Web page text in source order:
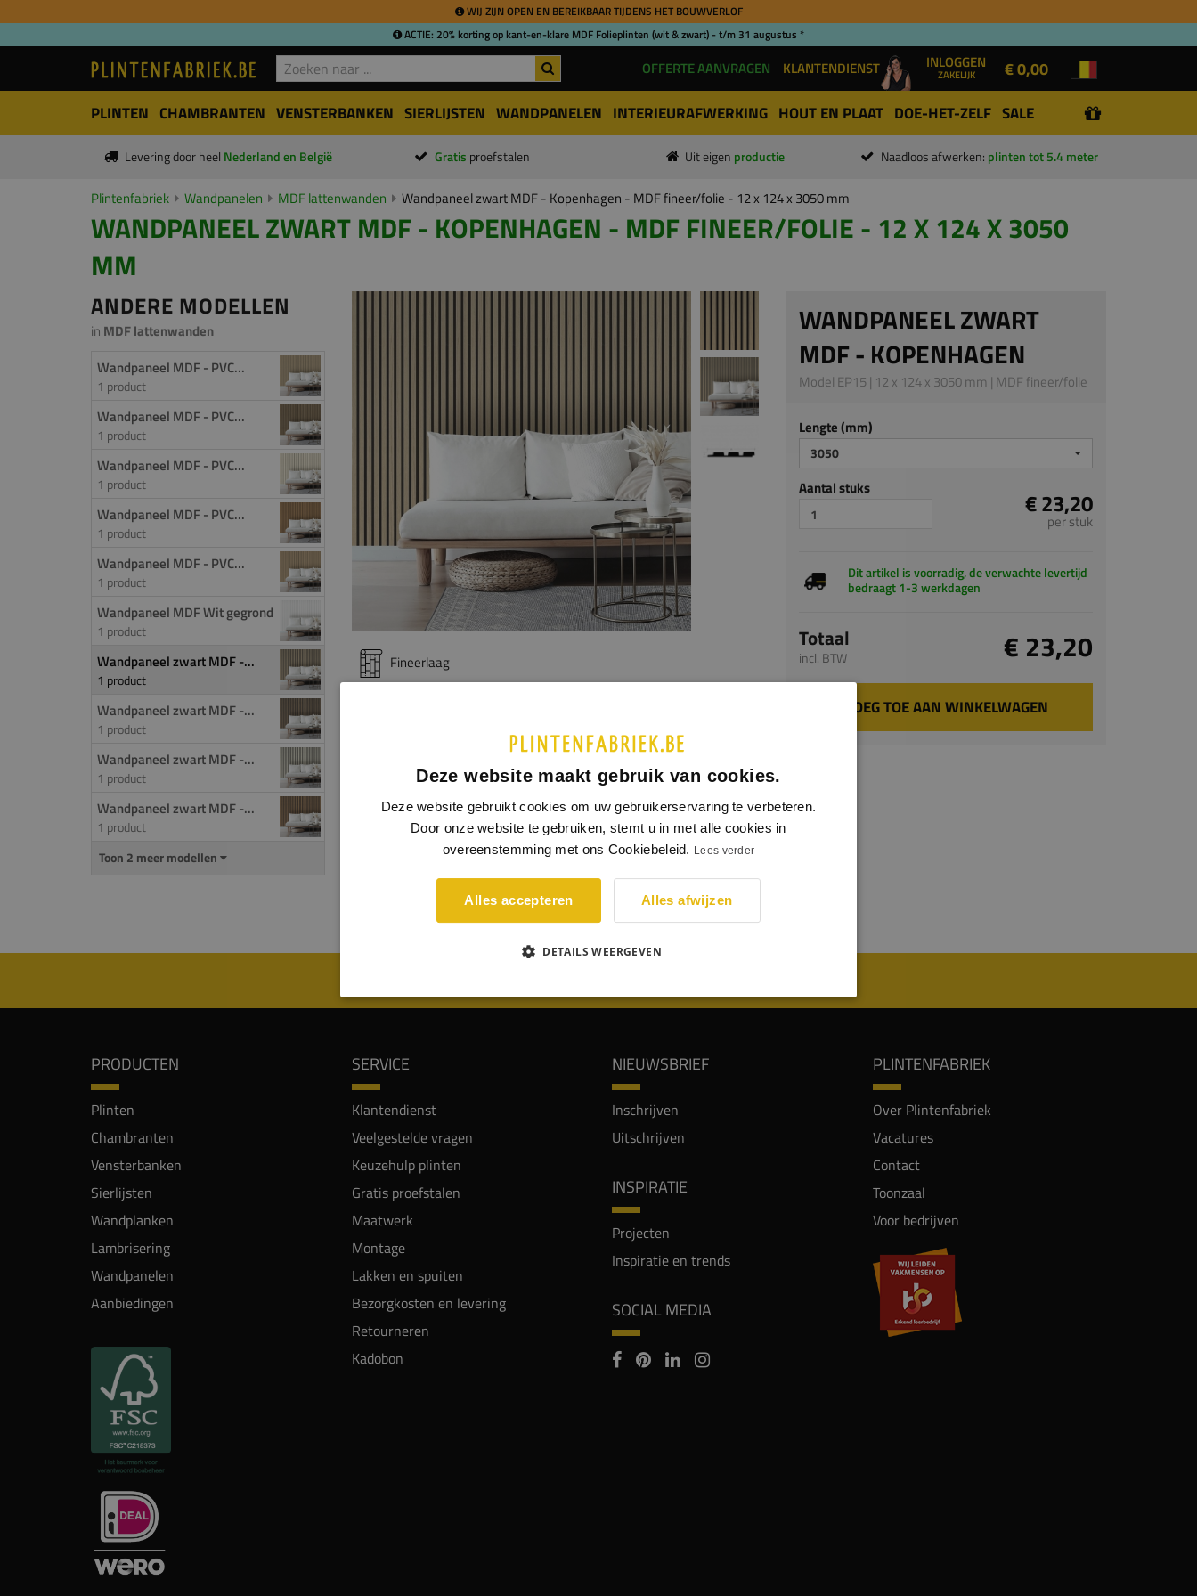
WIJ ZIJN OPEN EN BEREIKBAAR TIJDENS HET BOUWVERLOF
ACTIE: 20% korting op kant-en-klare MDF Folieplinten (wit & zwart) - t/m 31 augustus *
OFFERTE AANVRAGEN KLANTENDIENST INLOGGEN
ZAKELIJK € 0,00
PLINTEN CHAMBRANTEN VENSTERBANKEN SIERLIJSTEN WANDPANELEN INTERIEURAFWERKING HOUT EN PLAAT DOE-HET-ZELF SALE
Levering door heel Nederland en België Gratis proefstalen Uit eigen productie Naadloos afwerken: plinten tot 5.4 meter
Plintenfabriek Wandpanelen MDF lattenwanden Wandpaneel zwart MDF - Kopenhagen - MDF fineer/folie - 12 x 124 x 3050 mm
WANDPANEEL ZWART MDF - KOPENHAGEN - MDF FINEER/FOLIE - 12 X 124 X 3050
MM
ANDERE MODELLEN
in MDF lattenwanden
Wandpaneel MDF - PVC...
1 product
Wandpaneel MDF - PVC...
1 product
Wandpaneel MDF - PVC...
1 product
Wandpaneel MDF - PVC...
1 product
Wandpaneel MDF - PVC...
1 product
Wandpaneel MDF Wit gegrond
1 product
Wandpaneel zwart MDF -...
1 product
Wandpaneel zwart MDF -...
1 product
Wandpaneel zwart MDF -...
1 product
Wandpaneel zwart MDF -...
1 product
Toon 2 meer modellen
Fineerlaag
MDF wandpanelen met PVC fineer in Eiken look en zwarte inkijk.
De werkende breedte van het paneel is 121mm. U heeft voor het
plaatsen van een lopende meter dus 8 à 9 panelen nodig.
De toplaag van de latten op dit wandpaneel bestaat uit 0,4mm PVC
en is hoogwaardig verlijmd op 12mm dik volledig zwart MDF.
WANDPANEEL ZWART
MDF - KOPENHAGEN
Model EP15 | 12 x 124 x 3050 mm | MDF fineer/folie
Lengte (mm)
3050
Aantal stuks € 23,20
per stuk
Dit artikel is voorradig, de verwachte levertijd
bedraagt 1-3 werkdagen
Totaal
incl. BTW € 23,20
VOEG TOE AAN WINKELWAGEN
PRODUCTEN
Plinten
Chambranten
Vensterbanken
Sierlijsten
Wandplanken
Lambrisering
Wandpanelen
Aanbiedingen
SERVICE
Klantendienst
Veelgestelde vragen
Keuzehulp plinten
Gratis proefstalen
Maatwerk
Montage
Lakken en spuiten
Bezorgkosten en levering
Retourneren
Kadobon
NIEUWSBRIEF
Inschrijven
Uitschrijven
INSPIRATIE
Projecten
Inspiratie en trends
SOCIAL MEDIA
PLINTENFABRIEK
Over Plintenfabriek
Vacatures
Contact
Toonzaal
Voor bedrijven
Deze website maakt gebruik van cookies.
Deze website gebruikt cookies om uw gebruikerservaring te verbeteren.
Door onze website te gebruiken, stemt u in met alle cookies in
overeenstemming met ons Cookiebeleid. Lees verder
Alles accepteren Alles afwijzen
DETAILS WEERGEVEN